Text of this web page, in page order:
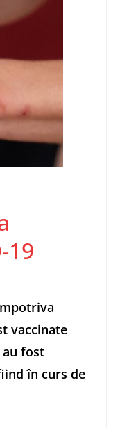
19
vaccinate
au fost
în curs de